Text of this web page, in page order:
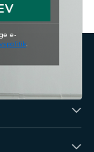
e-
.